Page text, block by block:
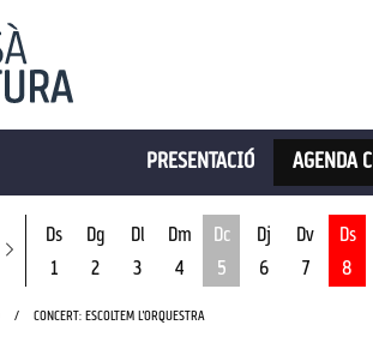
PRESENTACIÓ AGENDA
Ds
1
Dg
2
Dl
3
Dm
4
Dc
5
Dj
6
Dv
7
Ds
8
CONCERT: ESCOLTEM L'ORQUESTRA